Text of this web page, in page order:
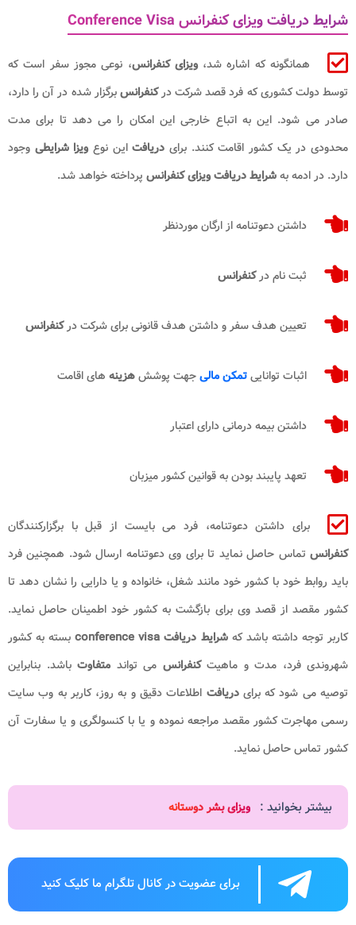
شرایط دریافت ویزای کنفرانس Conference Visa
همانگونه که اشاره شد،ویزای کنفرانس، نوعی مجوز سفر است که
توسط دولت کشوری که فرد قصد شرکت درکنفرانسبرگزار شده در آن را دارد،
صادر می شود. این به اتباع خارجی این امکان را می دهد تا برای مدت
محدودی در یک کشور اقامت کنند. برای دریافتاین نوع ویزا شرایطی وجود
دارد. در ادمه بهشرایط دریافت ویزای کنفرانس پرداخته خواهد شد.
داشتن دعوتنامه از ارگان موردنظر
ثبت نام درکنفرانس
تعیین هدف سفر و داشتن هدف قانونی برای شرکت درکنفرانس
اثبات تواناییتمکن مالیجهت پوششهزینه های اقامت
داشتن بیمه درمانی دارای اعتبار
تعهد پایبند بودن به قوانین کشور میزبان
برای داشتن دعوتنامه، فرد می بایست از قبل با برگزارکنندگان
کنفرانس تماس حاصل نماید تا برای وی دعوتنامه ارسال شود. همچنین فرد
باید روابط خود با کشور خود مانند شغل، خانواده و یا دارایی را نشان دهد تا
کشور مقصد از قصد وی برای بازگشت به کشور خود اطمینان حاصل نماید.
کاربر توجه داشته باشد کهشرایط دریافت conference visa
بسته به کشور
شهروندی فرد، مدت و ماهیتکنفرانس می تواند متفاوتباشد. بنابراین
توصیه می شود که برایدریافت اطلاعات دقیق و به روز، کاربر به وب سایت
رسمی مهاجرت کشور مقصد مراجعه نموده و یا با کنسولگری و یا سفارت آن
کشور تماس حاصل نماید.
بیشتر بخوانید : ویزای بشر دوستانه
برای عضویت در کانال تلگرام ما کلیک کنید